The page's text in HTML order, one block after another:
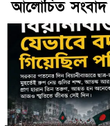
আলোচিত সংবাদ